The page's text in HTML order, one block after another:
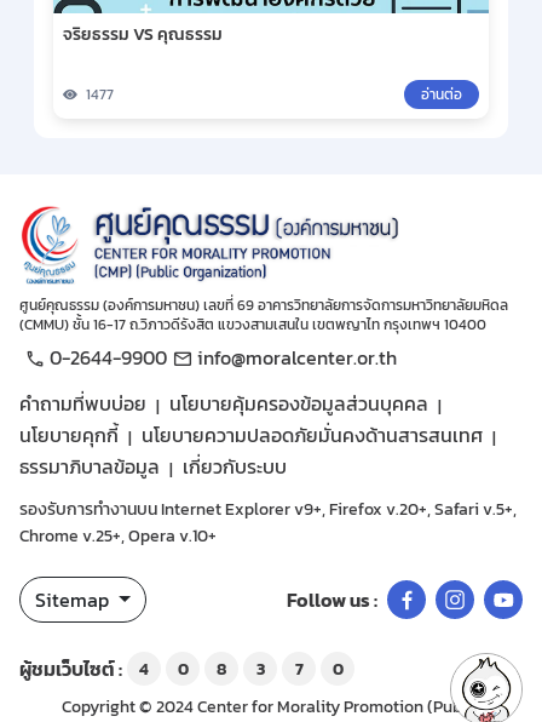
จริยธรรม VS คุณธรรม
1477 อ่านต่อ
ศูนย์คุณธรรม (องค์การมหาชน) เลขที่ 69 อาคารวิทยาลัยการจัดการมหาวิทยาลัยมหิดล
(CMMU) ชั้น 16-17 ถ.วิภาวดีรังสิต แขวงสามเสนใน เขตพญาไท กรุงเทพฯ 10400
0-2644-9900
info@moralcenter.or.th
คำถามที่พบบ่อย
นโยบายคุ้มครองข้อมูลส่วนบุคคล
นโยบายคุกกี้
นโยบายความปลอดภัยมั่นคงด้านสารสนเทศ
ธรรมาภิบาลข้อมูล
เกี่ยวกับระบบ
รองรับการทำงานบน Internet Explorer v9+, Firefox v.20+, Safari v.5+,
Chrome v.25+, Opera v.10+
Sitemap Follow us :
ผู้ชมเว็บไซต์ : 4 0 8 3 7
0
Copyright © 2024 Center for Morality Promotion (Public